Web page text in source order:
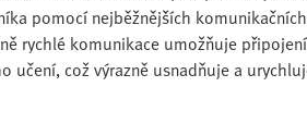
pomocí nejběžnějších
rychlé komunikace umožňuje
což výrazně usnadňuje a